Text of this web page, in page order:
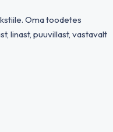
Oma toodetes
linast, puuvillast, vastavalt